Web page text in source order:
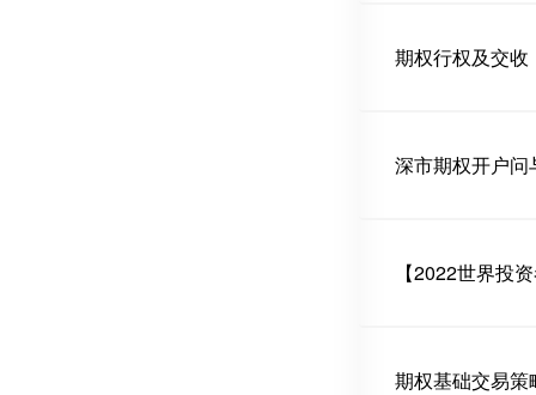
期权行权及交收
深市期权开户问
【2022世界投
期权基础交易策